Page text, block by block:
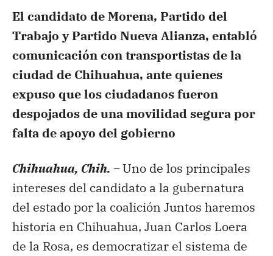
El candidato de Morena, Partido del
Trabajo y Partido Nueva Alianza, entabló
comunicación con transportistas de la
ciudad de Chihuahua, ante quienes
expuso que los ciudadanos fueron
despojados de una movilidad segura por
falta de apoyo del gobierno
Chihuahua, Chih. –Uno de los principales
intereses del candidato a la gubernatura
del estado por la coalición Juntos haremos
historia en Chihuahua, Juan Carlos Loera
de la Rosa, es democratizar el sistema de